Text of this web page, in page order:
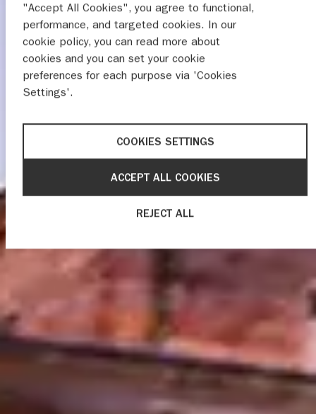
"Accept All Cookies", you agree to functional,
performance, and targeted cookies. In our
cookie policy, you can read more about
cookies and you can set your cookie
preferences for each purpose via 'Cookies
Settings'.
COOKIES SETTINGS
REJECT ALL
ACCEPT ALL COOKIES